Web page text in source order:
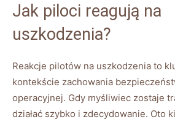
Jak piloci reagują na
uszkodzenia?
Reakcje pilotów na uszkodzenia to
kontekście zachowania
operacyjnej. Gdy myśliwiec zostaje
działać szybko i zdecydowanie. Oto